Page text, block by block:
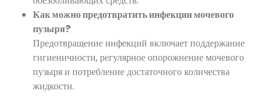
Как можно предотвратить инфекции мочевого
пузыря?
Предотвращение инфекций включает поддержание
гигиеничности, регулярное опорожнение мочевого
пузыря и потребление достаточного количества
жидкости.